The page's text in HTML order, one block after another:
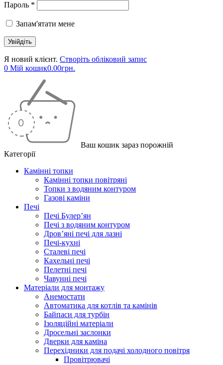
Пароль *
Запам'ятати мене
Я новий клієнт. Створіть обліковий запис
0 Мій кошик0.00грн.
Ваш кошик зараз порожній
Категорії
Камінні топки
Камінні топки повітряні
Топки з водяним контуром
Газові каміни
Печі
Печі Булер’ян
Печі з водяним контуром
Дров’яні печі для лазні
Печі-кухні
Сталеві печі
Кахельні печі
Пелетні печі
Чавунні печі
Матеріали для монтажу
Анемостати
Автоматика для котлів та камінів
Байпаси для турбін
Ізоляційні матеріали
Дросельні заслонки
Дверки для каміна
Перехідники для подачі холодного повітря
Провітрювачі